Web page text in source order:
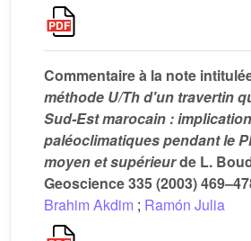
Commentaire à la note
méthode U/Th d'un travertin
Sud-Est marocain :
paléoclimatiques pendant le
moyen et supérieurde L.
Geoscience 335 (2003)
Brahim Akdim ; Ramón Julia